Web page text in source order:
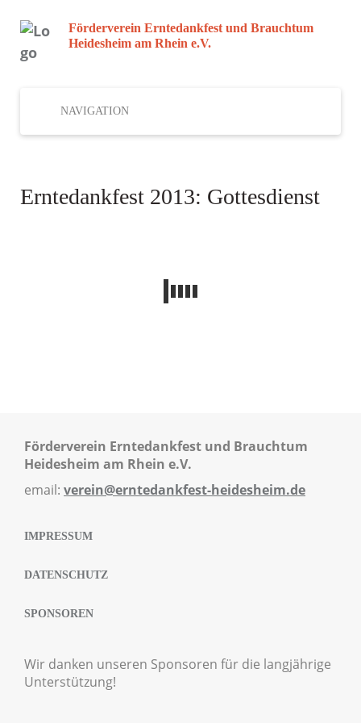
Förderverein Erntedankfest und Brauchtum
Heidesheim am Rhein e.V.
NAVIGATION
Erntedankfest 2013: Gottesdienst
Förderverein Erntedankfest und Brauchtum
Heidesheim am Rhein e.V.
email: verein@erntedankfest-heidesheim.de
IMPRESSUM
DATENSCHUTZ
SPONSOREN
Wir danken unseren Sponsoren für die langjährige
Unterstützung!